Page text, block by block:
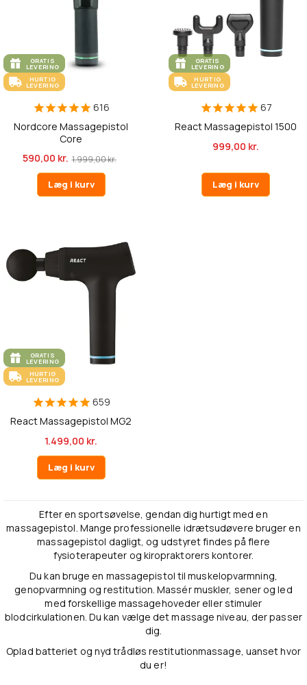
GRATIS
LEVERING
HURTIG
LEVERING
616
Nordcore Massagepistol
Core
590,00 kr. 1.999,00 kr.
Læg i kurv
GRATIS
LEVERING
HURTIG
LEVERING
67
React Massagepistol 1500
999,00 kr.
Læg i kurv
GRATIS
LEVERING
HURTIG
LEVERING
659
React Massagepistol MG2
1.499,00 kr.
Læg i kurv
Efter en sportsøvelse, gendan dig hurtigt med en
massagepistol. Mange professionelle idrætsudøvere bruger en
massagepistol dagligt, og udstyret findes på flere
fysioterapeuter og kiropraktorers kontorer.
Du kan bruge en massagepistol til muskelopvarmning,
genopvarmning og restitution. Massér muskler, sener og led
med forskellige massagehoveder eller stimuler
blodcirkulationen. Du kan vælge det massage niveau, der passer
dig.
Oplad batteriet og nyd trådløs restitutionmassage, uanset hvor
du er!